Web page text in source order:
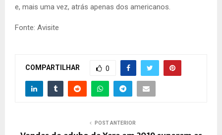
e, mais uma vez, atrás apenas dos americanos.
Fonte: Avisite
COMPARTILHAR 0
POST ANTERIOR